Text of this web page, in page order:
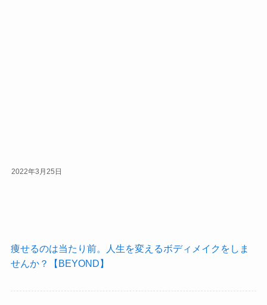
2022年3月25日
痩せるのは当たり前。人生を変えるボディメイクをしま
せんか？【BEYOND】